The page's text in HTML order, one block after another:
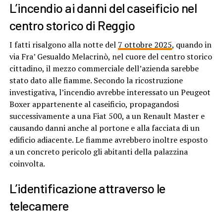
L’incendio ai danni del caseificio nel
centro storico di Reggio
I fatti risalgono alla notte del 7 ottobre 2025, quando in
via Fra’ Gesualdo Melacrinò, nel cuore del centro storico
cittadino, il mezzo commerciale dell’azienda sarebbe
stato dato alle fiamme. Secondo la ricostruzione
investigativa, l’incendio avrebbe interessato un Peugeot
Boxer appartenente al caseificio, propagandosi
successivamente a una Fiat 500, a un Renault Master e
causando danni anche al portone e alla facciata di un
edificio adiacente. Le fiamme avrebbero inoltre esposto
a un concreto pericolo gli abitanti della palazzina
coinvolta.
L’identificazione attraverso le
telecamere